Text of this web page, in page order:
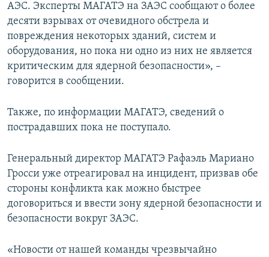
АЭС. Эксперты МАГАТЭ на ЗАЭС сообщают о более
десяти взрывах от очевидного обстрела и
повреждения некоторых зданий, систем и
оборудования, но пока ни одно из них не является
критическим для ядерной безопасности», –
говорится в сообщении.
Также, по информации МАГАТЭ, сведений о
пострадавших пока не поступало.
Генеральный директор МАГАТЭ Рафаэль Мариано
Гросси уже отреагировал на инцидент, призвав обе
стороны конфликта как можно быстрее
договориться и ввести зону ядерной безопасности и
безопасности вокруг ЗАЭС.
«Новости от нашей команды чрезвычайно